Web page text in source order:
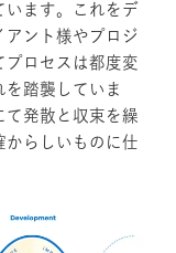
います。これをデ
アント様やプロジ
プロセスは都度変
踏襲していま
て発散と収束を繰
からしいものに仕